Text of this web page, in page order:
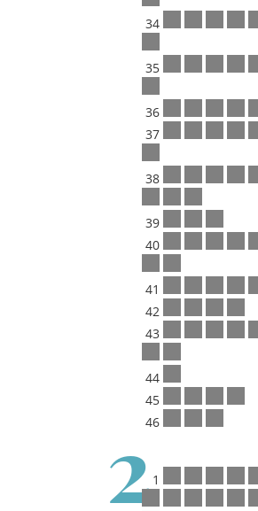
34
35
36
37
38
39
40
41
42
43
44
45
46
21